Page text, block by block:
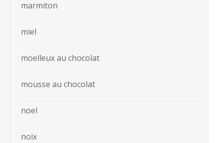
marmiton
miel
moelleux au chocolat
mousse au chocolat
noel
noix